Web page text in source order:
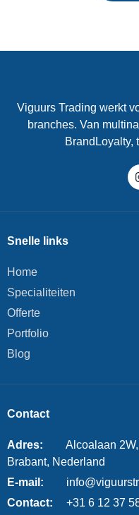
Snelle links
Home
Specialiteiten
Offerte
Portfolio
Blog
Viguurs Trading werkt
branches. Van
BrandLoyalty,
Contact
Adres:
Alcoalaan
Brabant, Nederland
E-mail:
Contact:
+31 6 12 37